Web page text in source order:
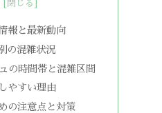
報と最新動向
の混雑状況
の時間帯と混雑区間
やすい理由
の注意点と対策